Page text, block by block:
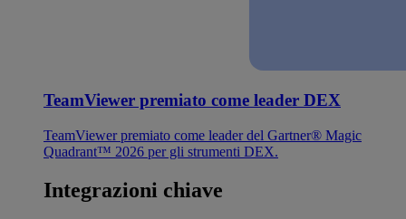
TeamViewer premiato come leader DEX
TeamViewer premiato come leader del Gartner® Magic
Quadrant™ 2026 per gli strumenti DEX.
Integrazioni chiave